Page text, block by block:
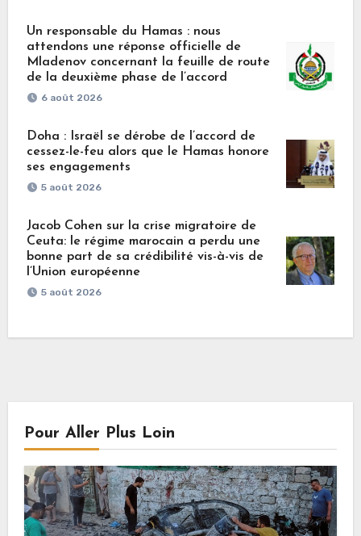
Un responsable du Hamas : nous
attendons une réponse officielle de
Mladenov concernant la feuille de route
de la deuxième phase de l’accord
6 août 2026
Doha : Israël se dérobe de l’accord de
cessez-le-feu alors que le Hamas honore
ses engagements
5 août 2026
Jacob Cohen sur la crise migratoire de
Ceuta: le régime marocain a perdu une
bonne part de sa crédibilité vis-à-vis de
l’Union européenne
5 août 2026
Pour Aller Plus Loin